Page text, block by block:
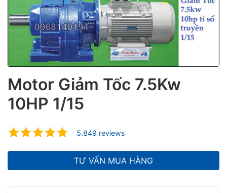
Motor Giảm Tốc 7.5Kw
10HP 1/15
5.849 reviews
TƯ VẤN MUA HÀNG